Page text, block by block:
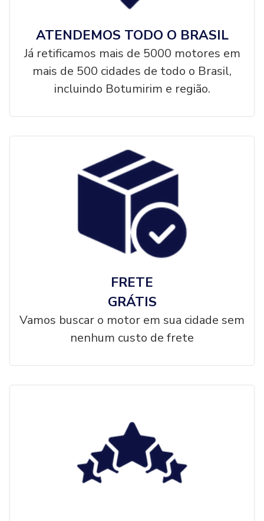
ATENDEMOS TODO O BRASIL
Já retificamos mais de 5000 motores em
mais de 500 cidades de todo o Brasil,
incluindo Botumirim e região.
FRETE
GRÁTIS
Vamos buscar o motor em sua cidade sem
nenhum custo de frete